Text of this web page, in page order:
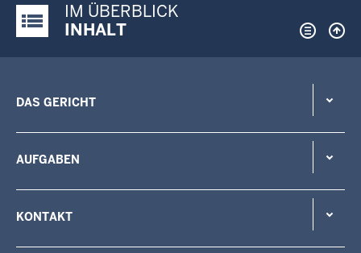
Justiz-Portal im Überblick:
IM ÜBERBLICK
INHALT
DAS GERICHT
AUFGABEN
KONTAKT